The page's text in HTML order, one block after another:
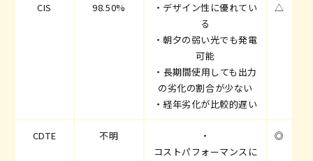
CIS 98.50%
・デザイン性に優れてい
る
・朝夕の弱い光でも発電
可能
・長期間使用しても出力
の劣化の割合が少ない
・ 経年劣化が比較的遅い
△
CDTE 不明
・
コストパフォーマンスに
◎